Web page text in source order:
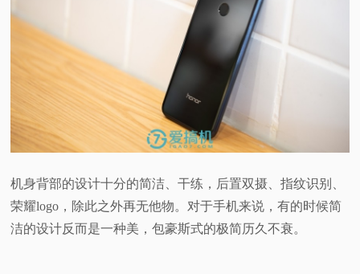
机身背部的设计十分的简洁、干练，后置双摄、指纹识别、
荣耀logo，除此之外再无他物。对于手机来说，有的时候简
洁的设计反而是一种美，包豪斯式的极简历久不衰。